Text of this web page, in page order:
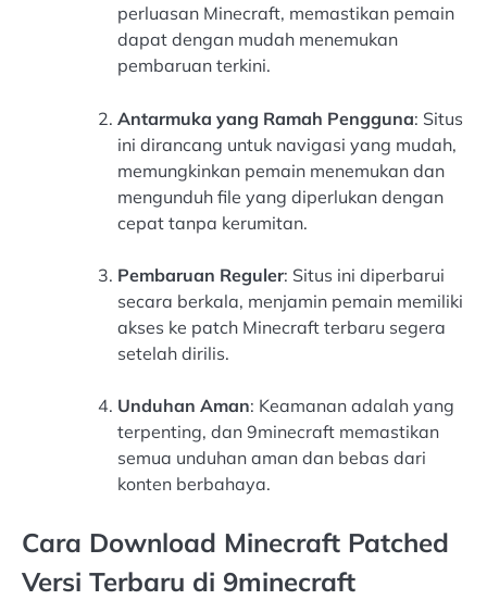
perluasan Minecraft, memastikan pemain
dapat dengan mudah menemukan
pembaruan terkini.
Antarmuka yang Ramah Pengguna: Situs
ini dirancang untuk navigasi yang mudah,
memungkinkan pemain menemukan dan
mengunduh file yang diperlukan dengan
cepat tanpa kerumitan.
Pembaruan Reguler: Situs ini diperbarui
secara berkala, menjamin pemain memiliki
akses ke patch Minecraft terbaru segera
setelah dirilis.
Unduhan Aman: Keamanan adalah yang
terpenting, dan 9minecraft memastikan
semua unduhan aman dan bebas dari
konten berbahaya.
Cara Download Minecraft Patched
Versi Terbaru di 9minecraft